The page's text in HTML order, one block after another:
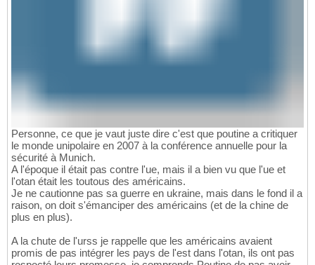
Personne, ce que je vaut juste dire c'est que poutine a critiquer
le monde unipolaire en 2007 à la conférence annuelle pour la
sécurité à Munich.
A l'époque il était pas contre l'ue, mais il a bien vu que l'ue et
l'otan était les toutous des américains.
Je ne cautionne pas sa guerre en ukraine, mais dans le fond il a
raison, on doit s'émanciper des américains (et de la chine de
plus en plus).
A la chute de l'urss je rappelle que les américains avaient
promis de pas intégrer les pays de l'est dans l'otan, ils ont pas